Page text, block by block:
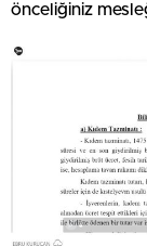
önceliğiniz